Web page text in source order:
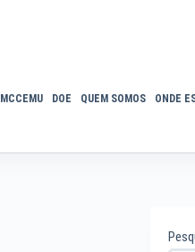
MCCEMU DOE QUEM SOMOS ONDE